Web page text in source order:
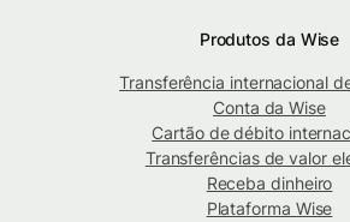
Produtos da Wise
Transferência internacional
Conta da Wise
Cartão de débito
Transferências de valor
Receba dinheiro
Plataforma Wise